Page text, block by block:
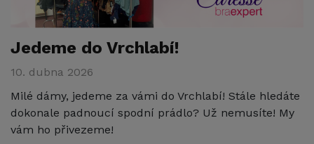
Jedeme do Vrchlabí!
10. dubna 2026
Milé dámy, jedeme za vámi do Vrchlabí! Stále hledáte
dokonale padnoucí spodní prádlo? Už nemusíte! My
vám ho přivezeme!